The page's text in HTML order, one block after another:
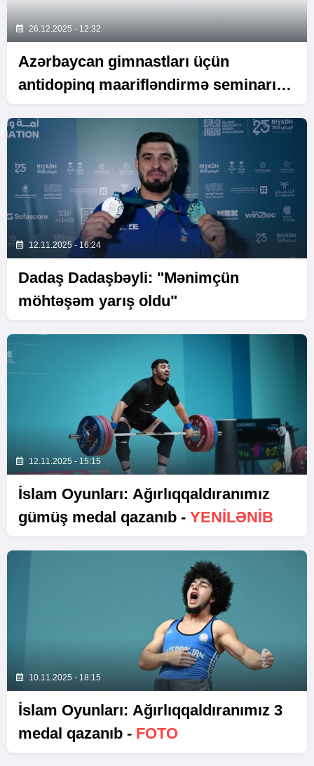
26.12.2025 - 12:32
Azərbaycan gimnastları üçün
antidopinq maarifləndirmə seminarı
12.11.2025 - 16:24
Dadaş Dadaşbəyli: "Mənimçün
möhtəşəm yarış oldu"
12.11.2025 - 15:15
İslam Oyunları: Ağırlıqqaldıranımız
gümüş medal qazanıb - YENİLƏNİB
10.11.2025 - 18:15
İslam Oyunları: Ağırlıqqaldıranımız 3
medal qazanıb - FOTO